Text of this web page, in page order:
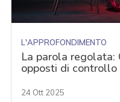
L'APPROFONDIMENTO
La parola
opposti di
24 Ott 2025